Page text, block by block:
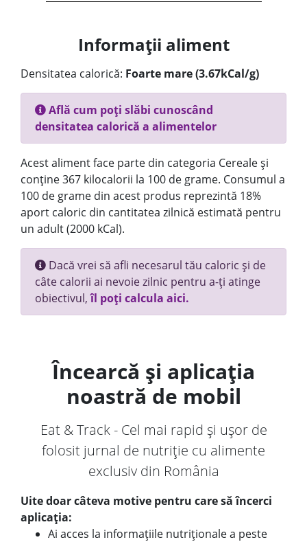
Informații aliment
Densitatea calorică: Foarte mare (3.67kCal/g)
Află cum poți slăbi cunoscând
densitatea calorică a alimentelor
Acest aliment face parte din categoria Cereale și
conține 367 kilocalorii la 100 de grame. Consumul a
100 de grame din acest produs reprezintă 18%
aport caloric din cantitatea zilnică estimată pentru
un adult (2000 kCal).
Dacă vrei să afli necesarul tău caloric și de
câte calorii ai nevoie zilnic pentru a-ți atinge
obiectivul,îl poți calcula aici.
Încearcă și aplicația
noastră de mobil
Eat & Track - Cel mai rapid și ușor de
folosit jurnal de nutriție cu alimente
exclusiv din România
Uite doar câteva motive pentru care să încerci
aplicația:
Ai acces la informațiile nutriționale a peste